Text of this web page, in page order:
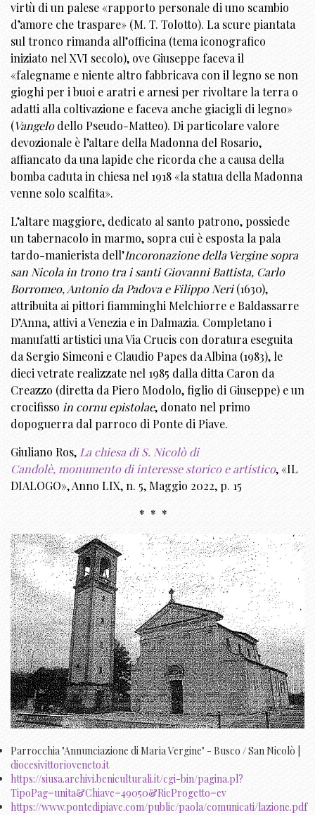
virtù di un palese «rapporto personale di uno scambio
d’amore che traspare» (M. T. Tolotto). La scure piantata
sul tronco rimanda all’officina (tema iconografico
iniziato nel XVI secolo), ove Giuseppe faceva il
«falegname e niente altro fabbricava con il legno se non
gioghi per i buoi e aratri e arnesi per rivoltare la terra o
adatti alla coltivazione e faceva anche giacigli di legno»
(Vangelodello Pseudo-Matteo). Di particolare valore
devozionale è l’altare della Madonna del Rosario,
affiancato da una lapide che ricorda che a causa della
bomba caduta in chiesa nel 1918 «la statua della Madonna
venne solo scalfita».
L’altare maggiore, dedicato al santo patrono, possiede
un tabernacolo in marmo, sopra cui è esposta la pala
tardo-manierista dell’Incoronazione della Vergine sopra
san Nicola in trono tra i santi Giovanni Battista, Carlo
Borromeo, Antonio da Padova e Filippo Neri(1630),
attribuita ai pittori fiamminghi Melchiorre e Baldassarre
D’Anna, attivi a Venezia e in Dalmazia. Completano i
manufatti artistici una Via Crucis con doratura eseguita
da Sergio Simeoni e Claudio Papes da Albina (1983), le
dieci vetrate realizzate nel 1985 dalla ditta Caron da
Creazzo (diretta da Piero Modolo, figlio di Giuseppe) e un
crocifisso in cornu epistolae, donato nel primo
dopoguerra dal parroco di Ponte di Piave.
Giuliano Ros, La chiesa di S. Nicolò di
Candolè, monumento di interesse storico e artistico, «IL
DIALOGO», Anno LIX, n. 5, Maggio 2022, p. 15
* * *
Parrocchia "Annunciazione di Maria Vergine" - Busco / San Nicolò |
diocesivittorioveneto.it
https://siusa.archivi.beniculturali.it/cgi-bin/pagina.pl?
TipoPag=unita&Chiave=49050&RicProgetto=ev
https://www.pontedipiave.com/public/paola/comunicati/lazione.pdf